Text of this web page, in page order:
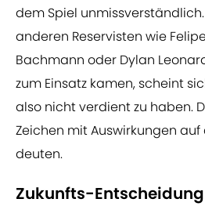
dem Spiel
anderen Reservisten wie
Bachmann oder Dylan
zum Einsatz kamen, scheint
also nicht verdient zu haben.
Zeichen mit Auswirkungen auf
deuten.
Zukunfts-